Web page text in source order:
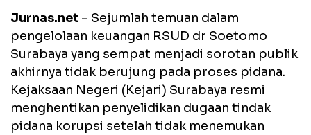
Jurnas.net – Sejumlah temuan dalam
pengelolaan keuangan RSUD dr Soetomo
Surabaya yang sempat menjadi sorotan publik
akhirnya tidak berujung pada proses pidana.
Kejaksaan Negeri (Kejari) Surabaya resmi
menghentikan penyelidikan dugaan tindak
pidana korupsi setelah tidak menemukan